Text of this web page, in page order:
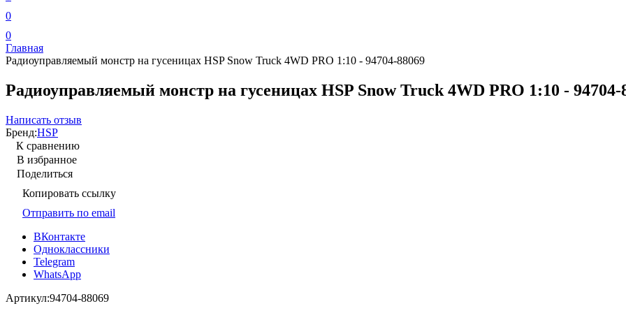
0
0
Главная
Радиоуправляемый монстр на гусеницах HSP Snow Truck 4WD PRO 1:10 - 94704-88069
Радиоуправляемый монстр на гусеницах HSP Snow Truck 4WD PRO 1:10 - 94704-
Написать отзыв
Бренд:HSP
К сравнению
В избранное
Поделиться
Копировать ссылку
Отправить по email
ВКонтакте
Одноклассники
Telegram
WhatsApp
Артикул:94704-88069